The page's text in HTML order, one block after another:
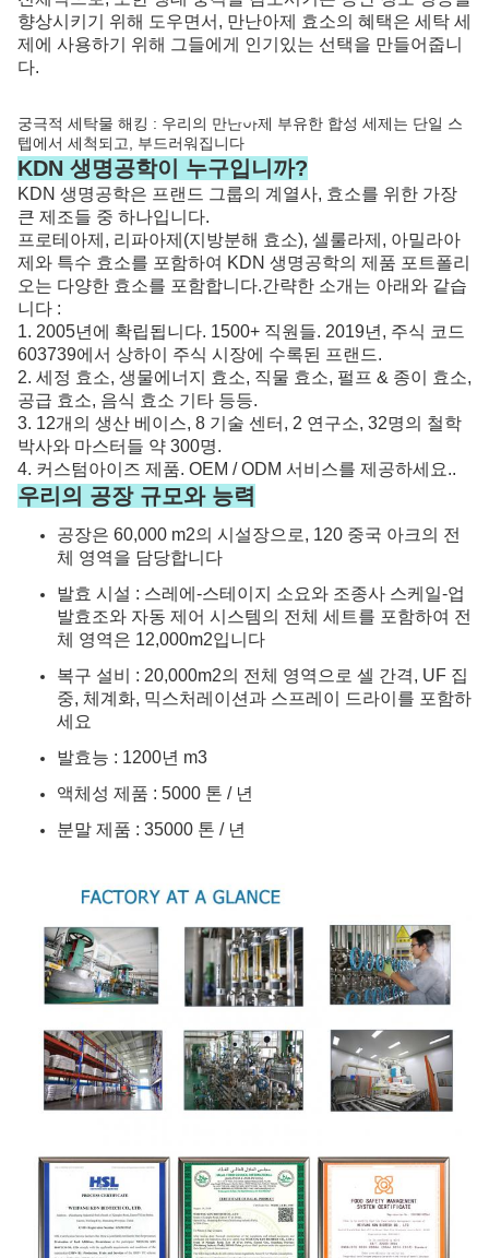
향상시키기 위해 도우면서, 만난아제 효소의 혜택은 세탁 세
제에 사용하기 위해 그들에게 인기있는 선택을 만들어줍니
다.
궁극적 세탁물 해킹 : 우리의 만난아제 부유한 합성 세제는 단일 스
텝에서 세척되고, 부드러워집니다
KDN 생명공학이 누구입니까?
KDN 생명공학은 프랜드 그룹의 계열사, 효소를 위한 가장
큰 제조들 중 하나입니다.
프로테아제, 리파아제(지방분해 효소), 셀룰라제, 아밀라아
제와 특수 효소를 포함하여 KDN 생명공학의 제품 포트폴리
오는 다양한 효소를 포함합니다.간략한 소개는 아래와 같습
니다 :
1. 2005년에 확립됩니다. 1500+ 직원들. 2019년, 주식 코드
603739에서 상하이 주식 시장에 수록된 프랜드.
2. 세정 효소, 생물에너지 효소, 직물 효소, 펄프 & 종이 효소,
공급 효소, 음식 효소 기타 등등.
3. 12개의 생산 베이스, 8 기술 센터, 2 연구소, 32명의 철학
박사와 마스터들 약 300명.
4. 커스텀아이즈 제품. OEM / ODM 서비스를 제공하세요..
우리의 공장 규모와 능력
공장은 60,000 m2의 시설장으로, 120 중국 아크의 전
체 영역을 담당합니다
발효 시설 : 스레에-스테이지 소요와 조종사 스케일-업
발효조와 자동 제어 시스템의 전체 세트를 포함하여 전
체 영역은 12,000m2입니다
복구 설비 : 20,000m2의 전체 영역으로 셀 간격, UF 집
중, 체계화, 믹스처레이션과 스프레이 드라이를 포함하
세요
발효능 : 1200년 m3
액체성 제품 : 5000 톤 / 년
분말 제품 : 35000 톤 / 년